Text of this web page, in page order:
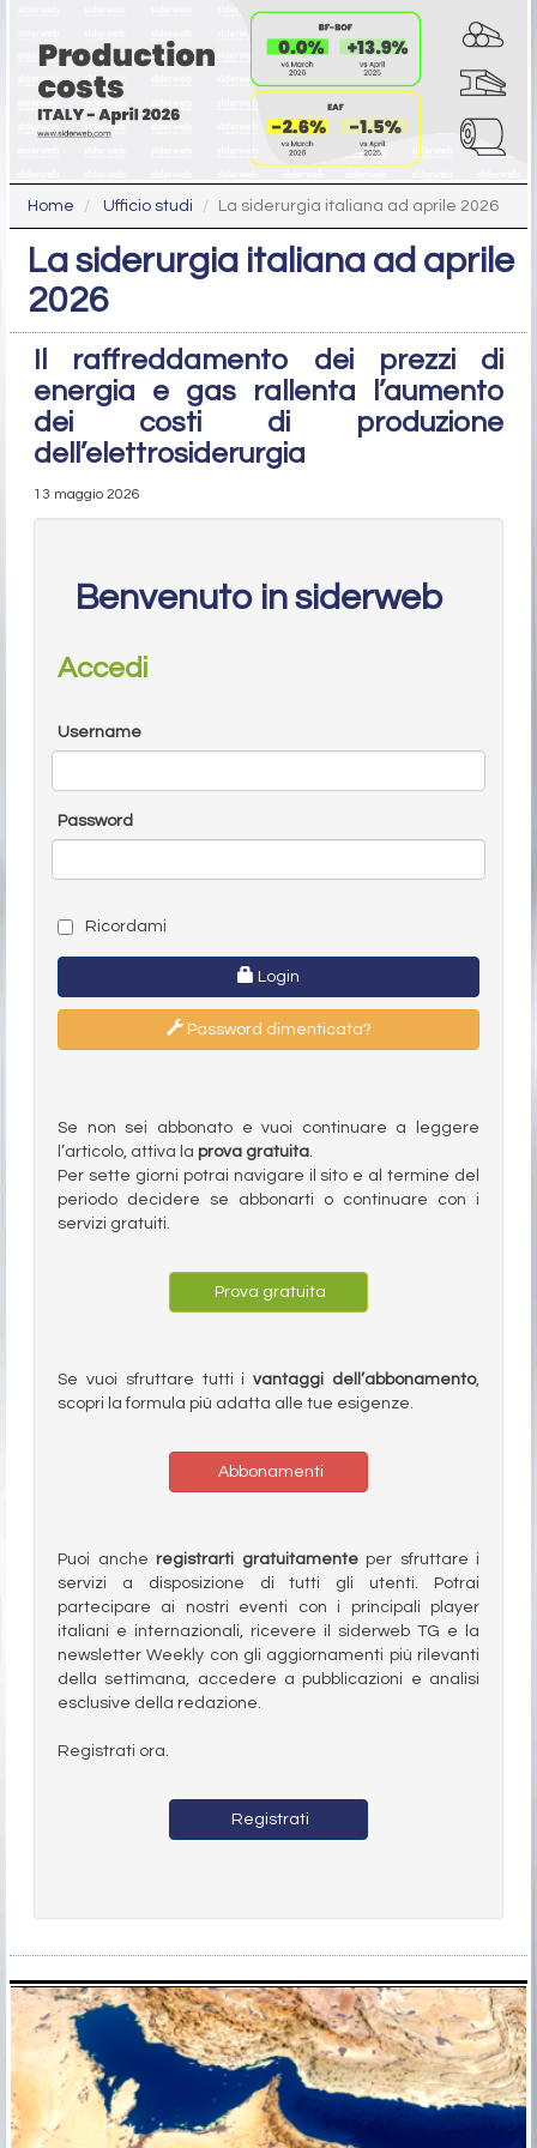
Home Ufficio studi La siderurgia italiana ad aprile 2026
La siderurgia italiana ad aprile
2026
Il raffreddamento dei prezzi di
energia e gas rallenta l’aumento
dei costi di produzione
dell’elettrosiderurgia
13 maggio 2026
Benvenuto in siderweb
Accedi
Username
Password
Ricordami
Login
Password dimenticata?
Se non sei abbonato e vuoi continuare a leggere
l’articolo, attiva la prova gratuita.
Per sette giorni potrai navigare il sito e al termine del
periodo decidere se abbonarti o continuare con i
servizi gratuiti.
Prova gratuita
Se vuoi sfruttare tutti ivantaggi dell’abbonamento,
scopri la formula più adatta alle tue esigenze.
Abbonamenti
Puoi anche registrarti gratuitamenteper sfruttare i
servizi a disposizione di tutti gli utenti. Potrai
partecipare ai nostri eventi con i principali player
italiani e internazionali, ricevere il siderweb TG e la
newsletter Weekly con gli aggiornamenti più rilevanti
della settimana, accedere a pubblicazioni e analisi
esclusive della redazione.
Registrati ora.
Registrati